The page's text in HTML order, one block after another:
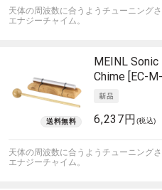
天体の周波数に合うようチューニング
エナジーチャイム。
MEINL Sonic
Chime [EC-
6,237円 (税込)
天体の周波数に合うようチューニング
エナジーチャイム。